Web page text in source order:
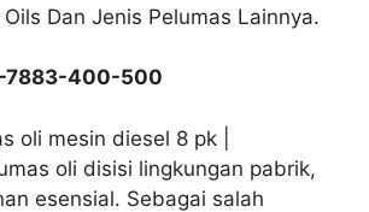
Dan Jenis Pelumas Lainnya.
7883-400-500
oli mesin diesel 8 pk |
oli disisi lingkungan pabrik,
esensial. Sebagai salah